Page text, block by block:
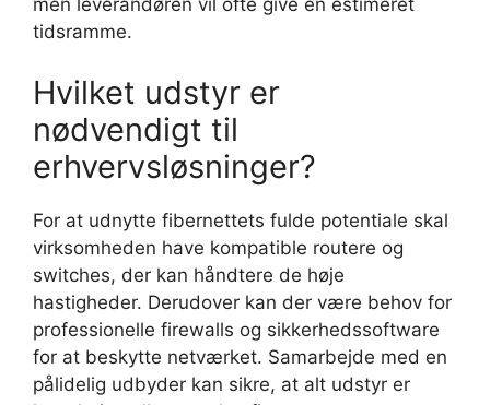
men leverandøren vil ofte give en estimeret
tidsramme.
Hvilket udstyr er
nødvendigt til
erhvervsløsninger?
For at udnytte fibernettets fulde potentiale skal
virksomheden have kompatible routere og
switches, der kan håndtere de høje
hastigheder. Derudover kan der være behov for
professionelle firewalls og sikkerhedssoftware
for at beskytte netværket. Samarbejde med en
pålidelig udbyder kan sikre, at alt udstyr er